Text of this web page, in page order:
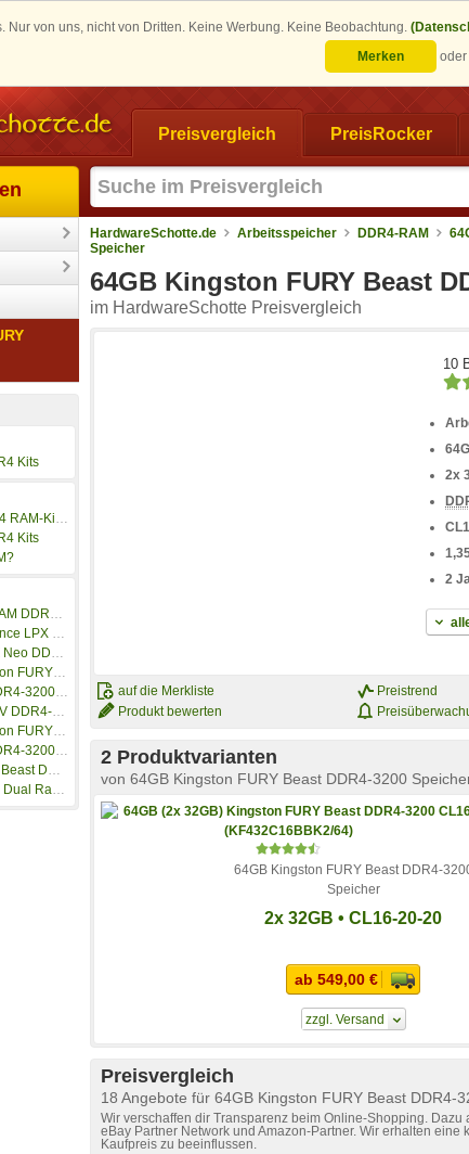
Nur von uns, nicht von Dritten. Keine Werbung. Keine Beobachtung.
Merken
oder
Preisvergleich PreisRocker
Kits
Einzelriegel
Kits
3200 CL22
Speicher
Speicher
3200 CL16
CL16
Speicher
DDR4-3200 CL16
CL16
Speicher
Registered
HardwareSchotte.de Arbeitsspeicher DDR4-RAM
Speicher
64GB Kingston FURY Beast
im HardwareSchotte Preisvergleich
10
2x
2
auf die Merkliste
Produkt bewerten
Preistrend
2 Produktvarianten
von 64GB Kingston FURY Beast DDR4-3200
64GB Kingston FURY Beast DDR4-
Speicher
2x 32GB • CL16-20-20
ab 549,00 €
zzgl. Versand
Preisvergleich
18 Angebote für 64GB Kingston FURY Beast DDR4-
Wir verschaffen dir Transparenz beim Online-Shopping.
eBay Partner Network und Amazon-Partner. Wir erhalten
Kaufpreis zu beeinflussen.